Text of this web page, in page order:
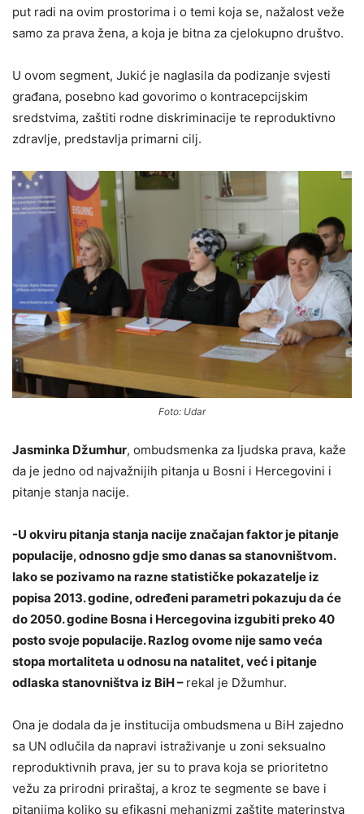
put radi na ovim prostorima i o temi koja se, nažalost veže
samo za prava žena, a koja je bitna za cjelokupno društvo.
U ovom segment, Jukić je naglasila da podizanje svjesti
građana, posebno kad govorimo o kontracepcijskim
sredstvima, zaštiti rodne diskriminacije te reproduktivno
zdravlje, predstavlja primarni cilj.
Foto: Udar
Jasminka Džumhur, ombudsmenka za ljudska prava, kaže
da je jedno od najvažnijih pitanja u Bosni i Hercegovini i
pitanje stanja nacije.
-U okviru pitanja stanja nacije značajan faktor je pitanje
populacije, odnosno gdje smo danas sa stanovništvom.
Iako se pozivamo na razne statističke pokazatelje iz
popisa 2013. godine, određeni parametri pokazuju da će
do 2050. godine Bosna i Hercegovina izgubiti preko 40
posto svoje populacije. Razlog ovome nije samo veća
stopa mortaliteta u odnosu na natalitet, već i pitanje
odlaska stanovništva iz BiH – rekal je Džumhur.
Ona je dodala da je institucija ombudsmena u BiH zajedno
sa UN odlučila da napravi istraživanje u zoni seksualno
reproduktivnih prava, jer su to prava koja se prioritetno
vežu za prirodni priraštaj, a kroz te segmente se bave i
pitanjima koliko su efikasni mehanizmi zaštite materinstva